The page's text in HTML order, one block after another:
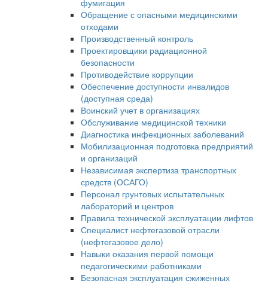
фумигация
Обращение с опасными медицинскими
отходами
Производственный контроль
Проектировщики радиационной
безопасности
Противодействие коррупции
Обеспечение доступности инвалидов
(доступная среда)
Воинский учет в организациях
Обслуживание медицинской техники
Диагностика инфекционных заболеваний
Мобилизационная подготовка предприятий
и организаций
Независимая экспертиза транспортных
средств (ОСАГО)
Персонал грунтовых испытательных
лабораторий и центров
Правила технической эксплуатации лифтов
Специалист нефтегазовой отрасли
(нефтегазовое дело)
Навыки оказания первой помощи
педагогическими работниками
Безопасная эксплуатация сжиженных